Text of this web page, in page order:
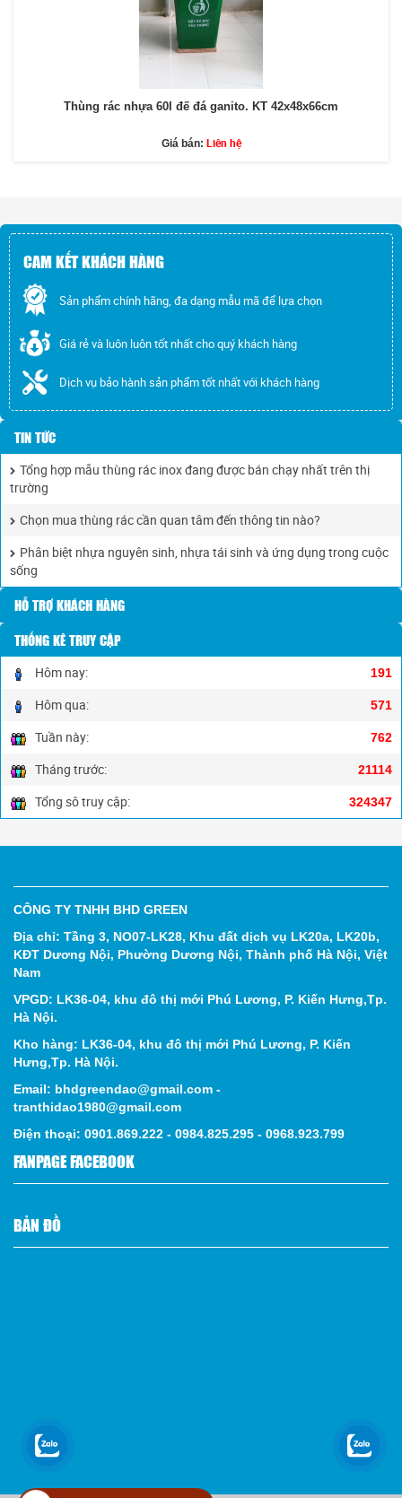
Thùng rác nhựa 60l đế đá ganito. KT 42x48x66cm
Giá bán: Liên hệ
CAM KẾT KHÁCH HÀNG
Sản phẩm chính hãng, đa dạng mẫu mã để lựa chọn
Giá rẻ và luôn luôn tốt nhất cho quý khách hàng
Dịch vụ bảo hành sản phẩm tốt nhất với khách hàng
TIN TỨC
Tổng hợp mẫu thùng rác inox đang được bán chạy nhất trên thị
trường
Chọn mua thùng rác cần quan tâm đến thông tin nào?
Phân biệt nhựa nguyên sinh, nhựa tái sinh và ứng dụng trong cuộc
sống
HỖ TRỢ KHÁCH HÀNG
THỐNG KÊ TRUY CẬP
Hôm nay: 191
Hôm qua: 571
Tuần này: 762
Tháng trước: 21114
Tổng sô truy cập: 324347
CÔNG TY TNHH BHD GREEN
Địa chỉ: Tầng 3, NO07-LK28, Khu đất dịch vụ LK20a, LK20b,
KĐT Dương Nội, Phường Dương Nội, Thành phố Hà Nội, Việt
Nam
VPGD: LK36-04, khu đô thị mới Phú Lương, P. Kiến Hưng,Tp.
Hà Nội.
Kho hàng: LK36-04, khu đô thị mới Phú Lương, P. Kiến
Hưng,Tp. Hà Nội.
Email: bhdgreendao@gmail.com -
tranthidao1980@gmail.com
Điện thoại: 0901.869.222 - 0984.825.295 - 0968.923.799
FANPAGE FACEBOOK
BẢN ĐỒ